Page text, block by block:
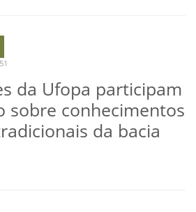
da Ufopa participam
sobre conhecimentos
da bacia